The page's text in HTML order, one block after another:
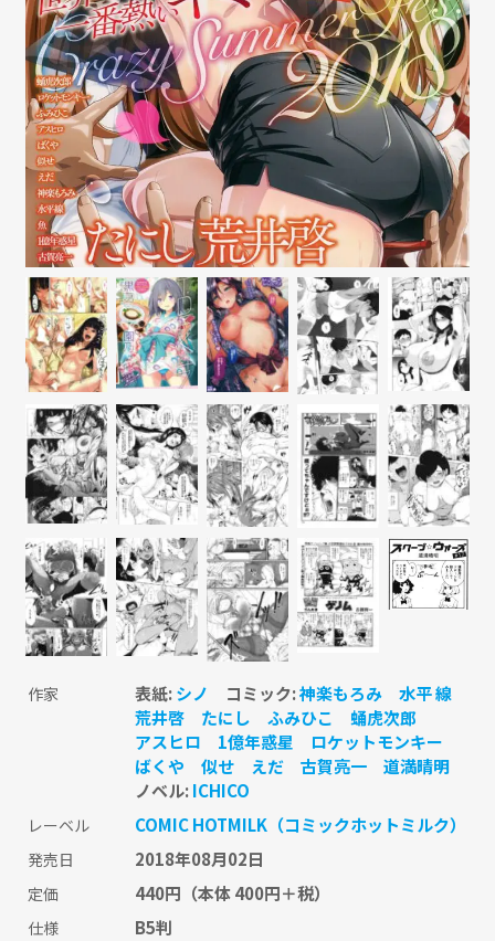
作家 表紙:シノ コミック:神楽もろみ
水平 線
荒井啓
たにし ふみひこ
蛹虎次郎
アスヒロ
1億年惑星
ロケットモンキー
ばくや
似せ えだ 古賀亮一
道満晴明
ノベル:ICHICO
レーベル COMIC HOTMILK（コミックホットミルク）
発売日 2018年08月02日
定価 440円 （本体 400円＋税）
仕様 B5判